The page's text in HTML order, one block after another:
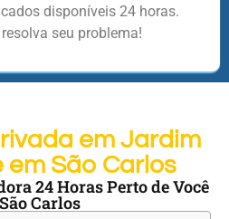
disponíveis 24 horas.
seu problema!
em Jardim
em São Carlos
24 Horas Perto de Você
Carlos